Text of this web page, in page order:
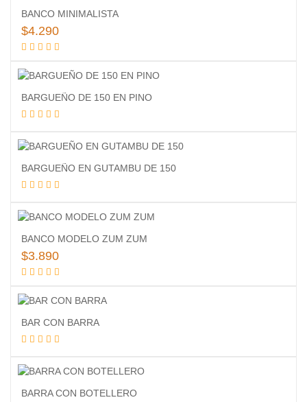
BANCO MINIMALISTA
$4.290
BARGUEÑO DE 150 EN PINO
BARGUEÑO EN GUTAMBU DE 150
BANCO MODELO ZUM ZUM
$3.890
BAR CON BARRA
BARRA CON BOTELLERO